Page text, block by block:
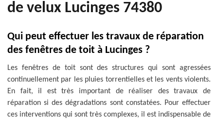
de velux Lucinges 74380
Qui peut effectuer les travaux de réparation
des fenêtres de toit à Lucinges ?
Les fenêtres de toit sont des structures qui sont agressées
continuellement par les pluies torrentielles et les vents violents.
En fait, il est très important de réaliser des travaux de
réparation si des dégradations sont constatées. Pour effectuer
ces interventions qui sont très complexes, il est indispensable de